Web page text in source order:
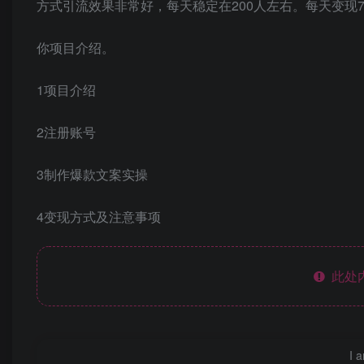
方式引流效果非常好，每天稳定在200人左右。每天变现
你项目介绍。
1项目介绍
2注册账号
3制作爆款文案实操
4变现方式及注意事项
此处
I